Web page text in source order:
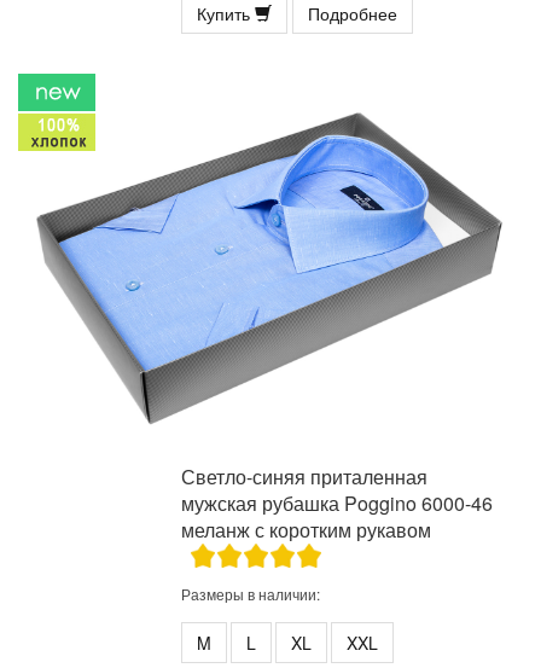
Купить Подробнее
Светло-синяя приталенная
мужская рубашка Poggino 6000-46
меланж с коротким рукавом
Размеры в наличии:
M L XL XXL